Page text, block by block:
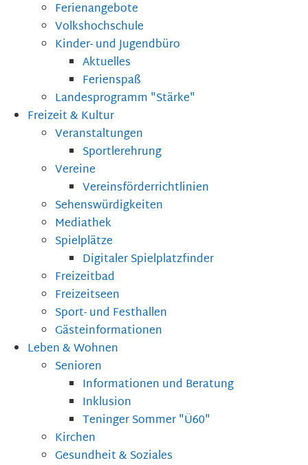
Ferienangebote
Volkshochschule
Kinder- und Jugendbüro
Aktuelles
Ferienspaß
Landesprogramm "Stärke"
Freizeit & Kultur
Veranstaltungen
Sportlerehrung
Vereine
Vereinsförderrichtlinien
Sehenswürdigkeiten
Mediathek
Spielplätze
Digitaler Spielplatzfinder
Freizeitbad
Freizeitseen
Sport- und Festhallen
Gästeinformationen
Leben & Wohnen
Senioren
Informationen und Beratung
Inklusion
Teninger Sommer "Ü60"
Kirchen
Gesundheit & Soziales